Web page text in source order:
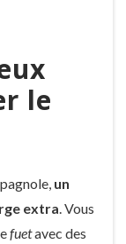
le
un
extra . Vous
fuetavec des